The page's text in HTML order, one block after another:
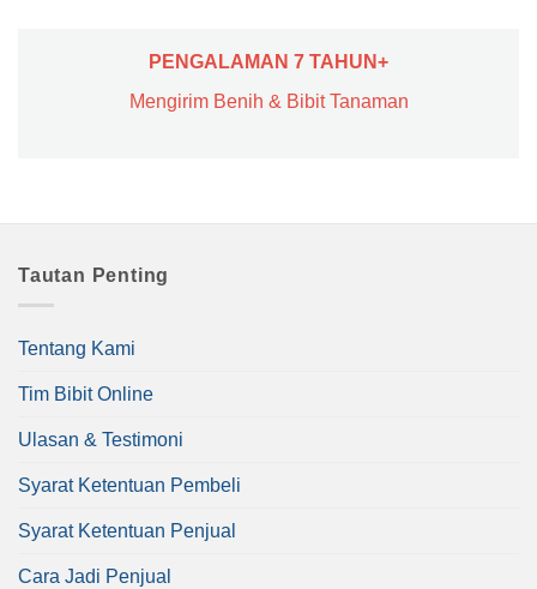
PENGALAMAN 7 TAHUN+
Mengirim Benih & Bibit Tanaman
Tautan Penting
Tentang Kami
Tim Bibit Online
Ulasan & Testimoni
Syarat Ketentuan Pembeli
Syarat Ketentuan Penjual
Cara Jadi Penjual